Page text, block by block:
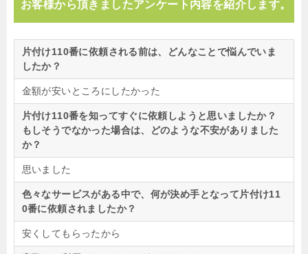
お客様から頂きましたアンケート内容を紹介します。
片付け110番に依頼される前は、どんなことで悩んでいま
したか？
金額が安いところにしたかった
片付け110番を知ってすぐに依頼しようと思いましたか？
もしそうでなかった場合は、どのような不安がありました
か？
思いました
色々なサービスがある中で、何が決め手となって片付け11
0番に依頼されましたか？
安くしてもらったから